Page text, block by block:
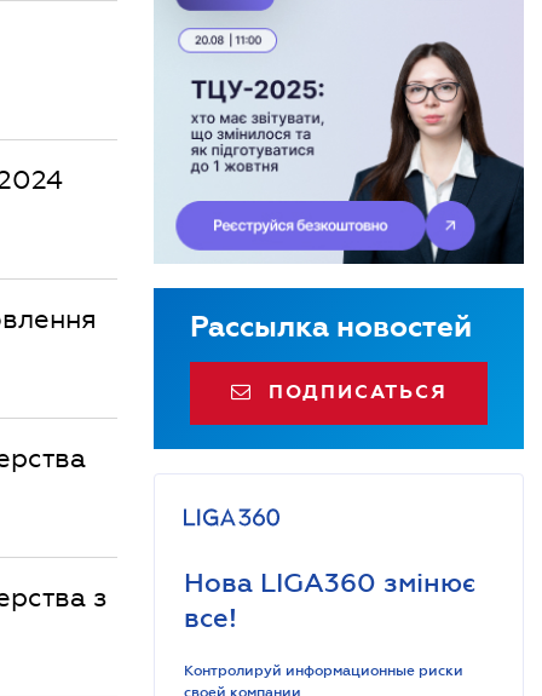
з
Рассылка новостей
ПОДПИСАТЬСЯ
Нова LIGA360 змінює
все!
Контролируй информационные риски
своей компании